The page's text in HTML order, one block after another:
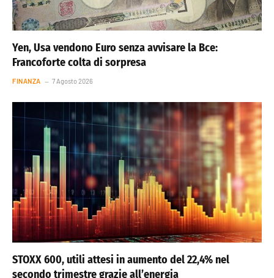
Yen, Usa vendono Euro senza avvisare la Bce:
Francoforte colta di sorpresa
FINANZA 7 Agosto 2026
STOXX 600, utili attesi in aumento del 22,4% nel
secondo trimestre grazie all’energia